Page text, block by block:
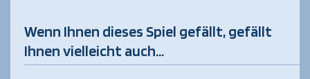
Wenn Ihnen dieses Spiel gefällt, gefällt
Ihnen vielleicht auch...